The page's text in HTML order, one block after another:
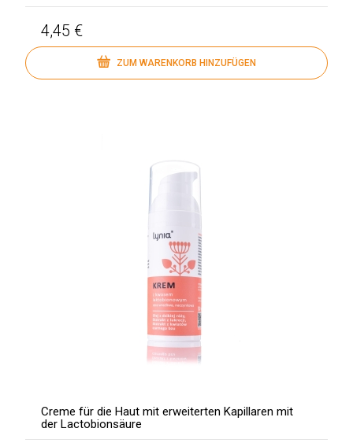
4,45 €
ZUM WARENKORB HINZUFÜGEN
Creme für die Haut mit erweiterten Kapillaren mit
der Lactobionsäure